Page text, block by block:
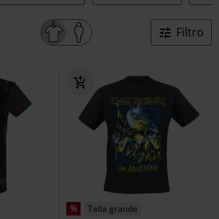
Filtro
% Talla grande